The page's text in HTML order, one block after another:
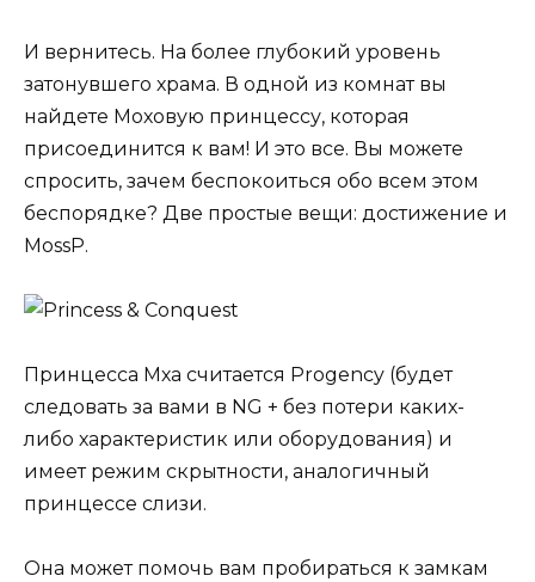
И вернитесь. На более глубокий уровень
затонувшего храма. В одной из комнат вы
найдете Моховую принцессу, которая
присоединится к вам! И это все. Вы можете
спросить, зачем беспокоиться обо всем этом
беспорядке? Две простые вещи: достижение и
MossP.
Принцесса Мха считается Progency (будет
следовать за вами в NG + без потери каких-
либо характеристик или оборудования) и
имеет режим скрытности, аналогичный
принцессе слизи.
Она может помочь вам пробираться к замкам